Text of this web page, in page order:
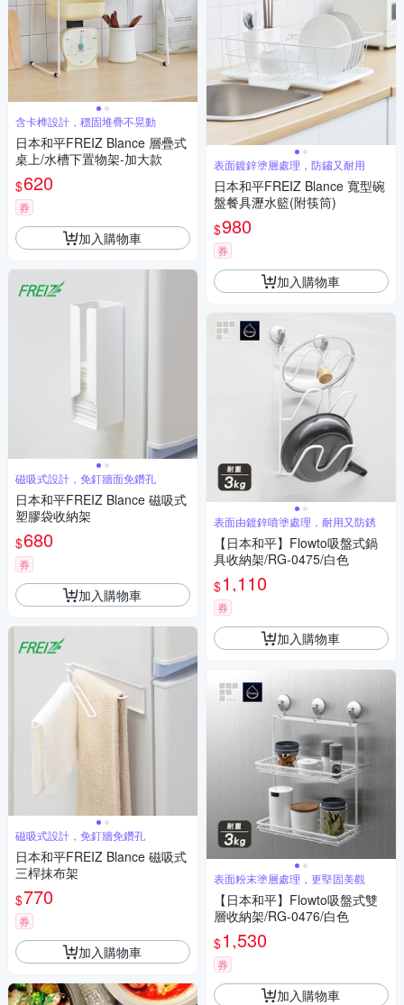
含卡榫設計，穩固堆疊不晃動
日本和平FREIZ Blance 層疊式
桌上/水槽下置物架-加大款
$620
券
加入購物車
磁吸式設計，免釘牆面免鑽孔
日本和平FREIZ Blance 磁吸式
塑膠袋收納架
$680
券
加入購物車
磁吸式設計，免釘牆免鑽孔
日本和平FREIZ Blance 磁吸式
三桿抹布架
$770
券
加入購物車
表面鍍鋅塗層處理，防鏽又耐用
日本和平FREIZ Blance 寬型碗
盤餐具瀝水籃(附筷筒)
$980
券
加入購物車
表面由鍍鋅噴塗處理，耐用又防銹
【日本和平】Flowto吸盤式鍋
具收納架/RG-0475/白色
$1,110
券
加入購物車
表面粉末塗層處理，更堅固美觀
【日本和平】Flowto吸盤式雙
層收納架/RG-0476/白色
$1,530
券
加入購物車